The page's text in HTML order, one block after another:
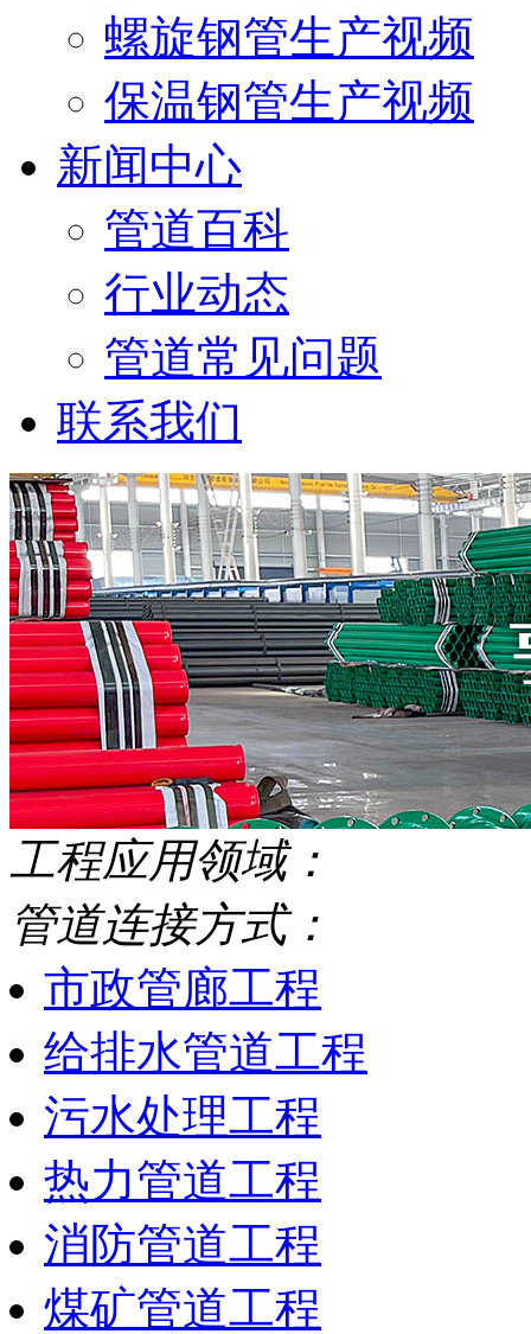
螺旋钢管生产视频
保温钢管生产视频
新闻中心
管道百科
行业动态
管道常见问题
联系我们
工程应用领域：
管道连接方式：
市政管廊工程
给排水管道工程
污水处理工程
热力管道工程
消防管道工程
煤矿管道工程